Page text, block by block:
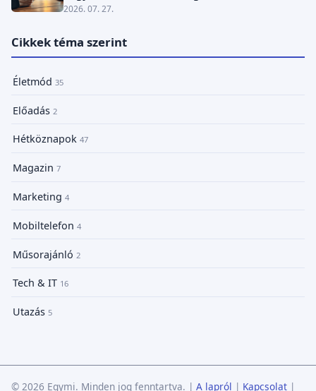
2026. 07. 27.
Cikkek téma szerint
Életmód 35
Előadás 2
Hétköznapok 47
Magazin 7
Marketing 4
Mobiltelefon 4
Műsorajánló 2
Tech & IT 16
Utazás 5
© 2026 Egymi. Minden jog fenntartva. | A lapról | Kapcsolat |